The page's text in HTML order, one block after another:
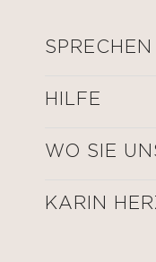
HILFE
WO SIE
KARIN